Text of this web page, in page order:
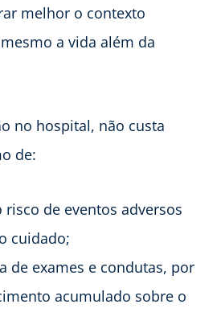
melhor o contexto
a vida além da
no hospital, não custa
de:
de eventos adversos
cuidado;
de exames e condutas, por
acumulado sobre o